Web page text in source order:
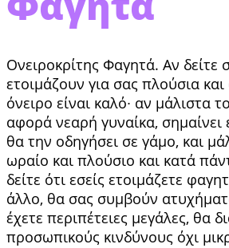
Ονειροκρίτης Φαγητά. Αν δείτε
ετοιμάζουν για σας πλούσια
όνειρο εί­ναι καλό∙ αν μάλιστα
αφορά νεαρή γυναίκα,
θα την οδη­γήσει σε γάμο, και
ωραίο και πλούσιο και κατά
δείτε ότι εσείς ετοιμάζετε
άλλο, θα σας συμβούν
έχετε περι­πέτειες μεγάλες, θα
προσωπι­κούς κινδύνους όχι